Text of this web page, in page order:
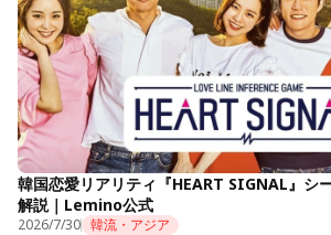
韓国恋愛リアリティ『HEART SIGNAL』シ
解説｜Lemino公式
2026/7/30 韓流・アジア